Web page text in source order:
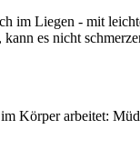
im Liegen - mit
es nicht
im Körper arbeitet: